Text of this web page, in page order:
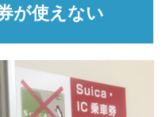
が使えない